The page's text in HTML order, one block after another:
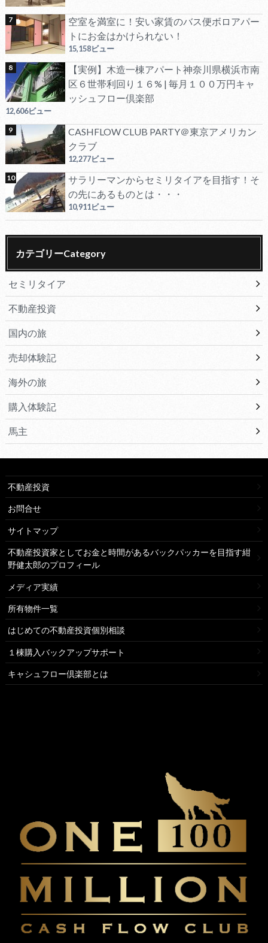
空室を満室に！安い家賃のバス便ボロアパー
トにお金はかけられない！
15,158ビュー
【実例】木造一棟アパート神奈川県横浜市南
区６世帯利回り１６% | 毎月１００万円キャ
ッシュフロー倶楽部
12,606ビュー
CASHFLOW CLUB PARTY＠東京アメリカン
クラブ
12,277ビュー
サラリーマンからセミリタイアを目指す！そ
の先にあるものとは・・・
10,911ビュー
カテゴリーCategory
セミリタイア
不動産投資
国内の旅
売却体験記
海外の旅
購入体験記
馬主
不動産投資
お問合せ
サイトマップ
不動産投資家としてお金と時間があるバックパッカーを目指す紺
野健太郎のプロフィール
メディア実績
所有物件一覧
はじめての不動産投資個別相談
１棟購入バックアップサポート
キャシュフロー倶楽部とは